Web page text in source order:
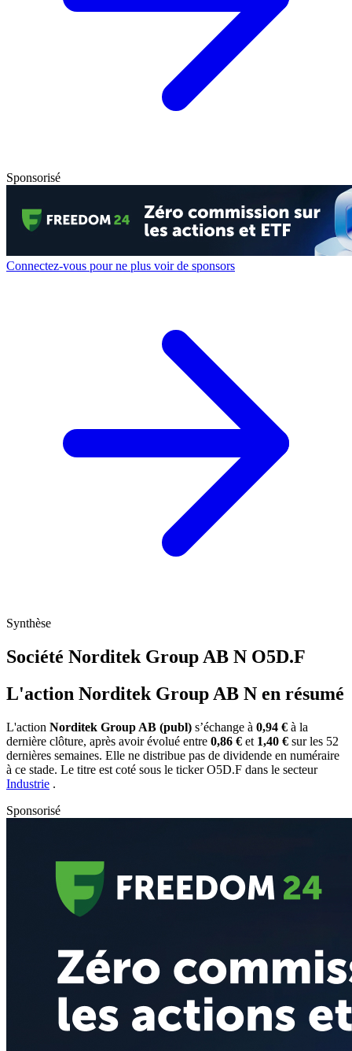
Sponsorisé
Connectez-vous pour ne plus voir de sponsors
Synthèse
Société Norditek Group AB N O5D.F
L'action Norditek Group AB N en résumé
L'action Norditek Group AB (publ) s’échange à 0,94 € à la
dernière clôture, après avoir évolué entre 0,86 € et 1,40 € sur les 52
dernières semaines. Elle ne distribue pas de dividende en numéraire
à ce stade. Le titre est coté sous le tickerO5D.F dans le secteur
Industrie .
Sponsorisé